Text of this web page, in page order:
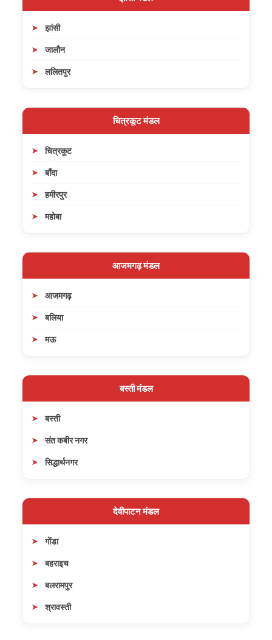
झांसी
जालौन
ललितपुर
चित्रकूट मंडल
चित्रकूट
बाँदा
हमीरपुर
महोबा
आजमगढ़ मंडल
आजमगढ़
बलिया
मऊ
बस्ती मंडल
बस्ती
संत कबीर नगर
सिद्धार्थनगर
देवीपाटन मंडल
गोंडा
बहराइच
बलरामपुर
श्रावस्ती